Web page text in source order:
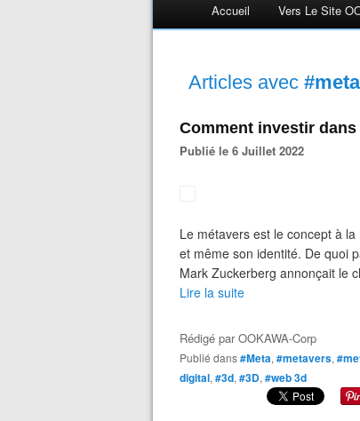
Accueil Vers Le Site
Articles avec #meta
Comment investir
Publié le 6 Juillet 2022
Le métavers est le concept à
et même son identité. De quoi
Mark Zuckerberg annonçait le
Lire la suite
Rédigé parOOKAWA-Corp
Publié dans#Meta, #metavers,
digital, #3d, #3D, #web 3d